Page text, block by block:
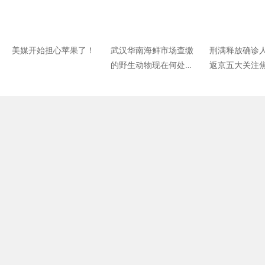
美媒开始担心苹果了！
武汉华南海鲜市场查缴
的野生动物现在何处？
刑满释放确诊
返京五大关注